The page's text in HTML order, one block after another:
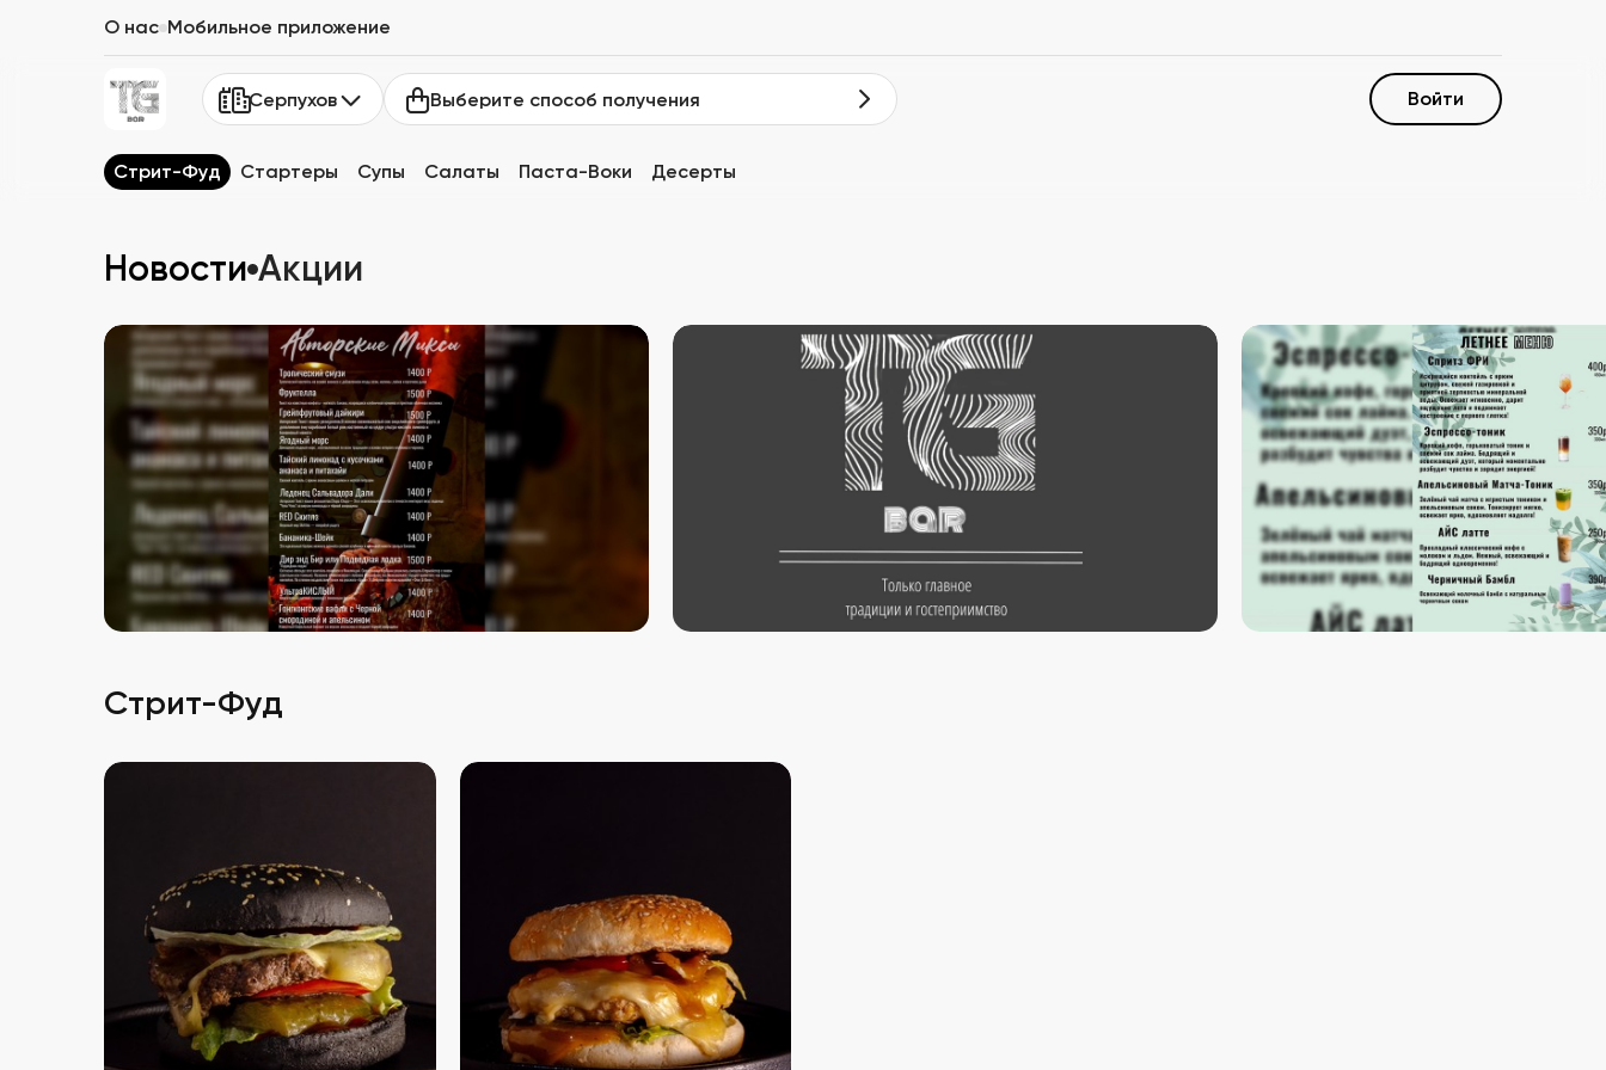
О нас Мобильное приложение
Серпухов Выберите способ получения Войти
Стрит-Фуд Стартеры Супы Салаты Паста-Воки Десерты
Новости Акции
Стрит-Фуд